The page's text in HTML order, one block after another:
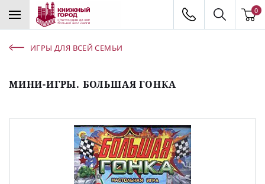
0
ИГРЫ ДЛЯ ВСЕЙ СЕМЬИ
МИНИ-ИГРЫ. БОЛЬШАЯ ГОНКА